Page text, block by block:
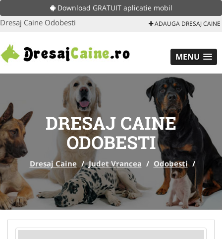
Download GRATUIT aplicatie mobil
Dresaj Caine Odobesti ADAUGA DRESAJ CAINE
MENU
DRESAJ CAINE
ODOBESTI
Dresaj Caine / Judet Vrancea / Odobesti /